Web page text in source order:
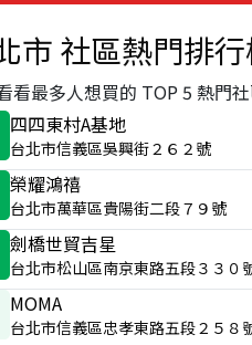
市社區熱門排
看最多人想買的 TOP 5 熱門社
四四東村A基地
台北市信義區吳興街２６２號
榮耀鴻禧
台北市萬華區貴陽街二段７９號
劍橋世貿吉星
台北市松山區南京東路五段３３０
MOMA
台北市信義區忠孝東路五段２５８